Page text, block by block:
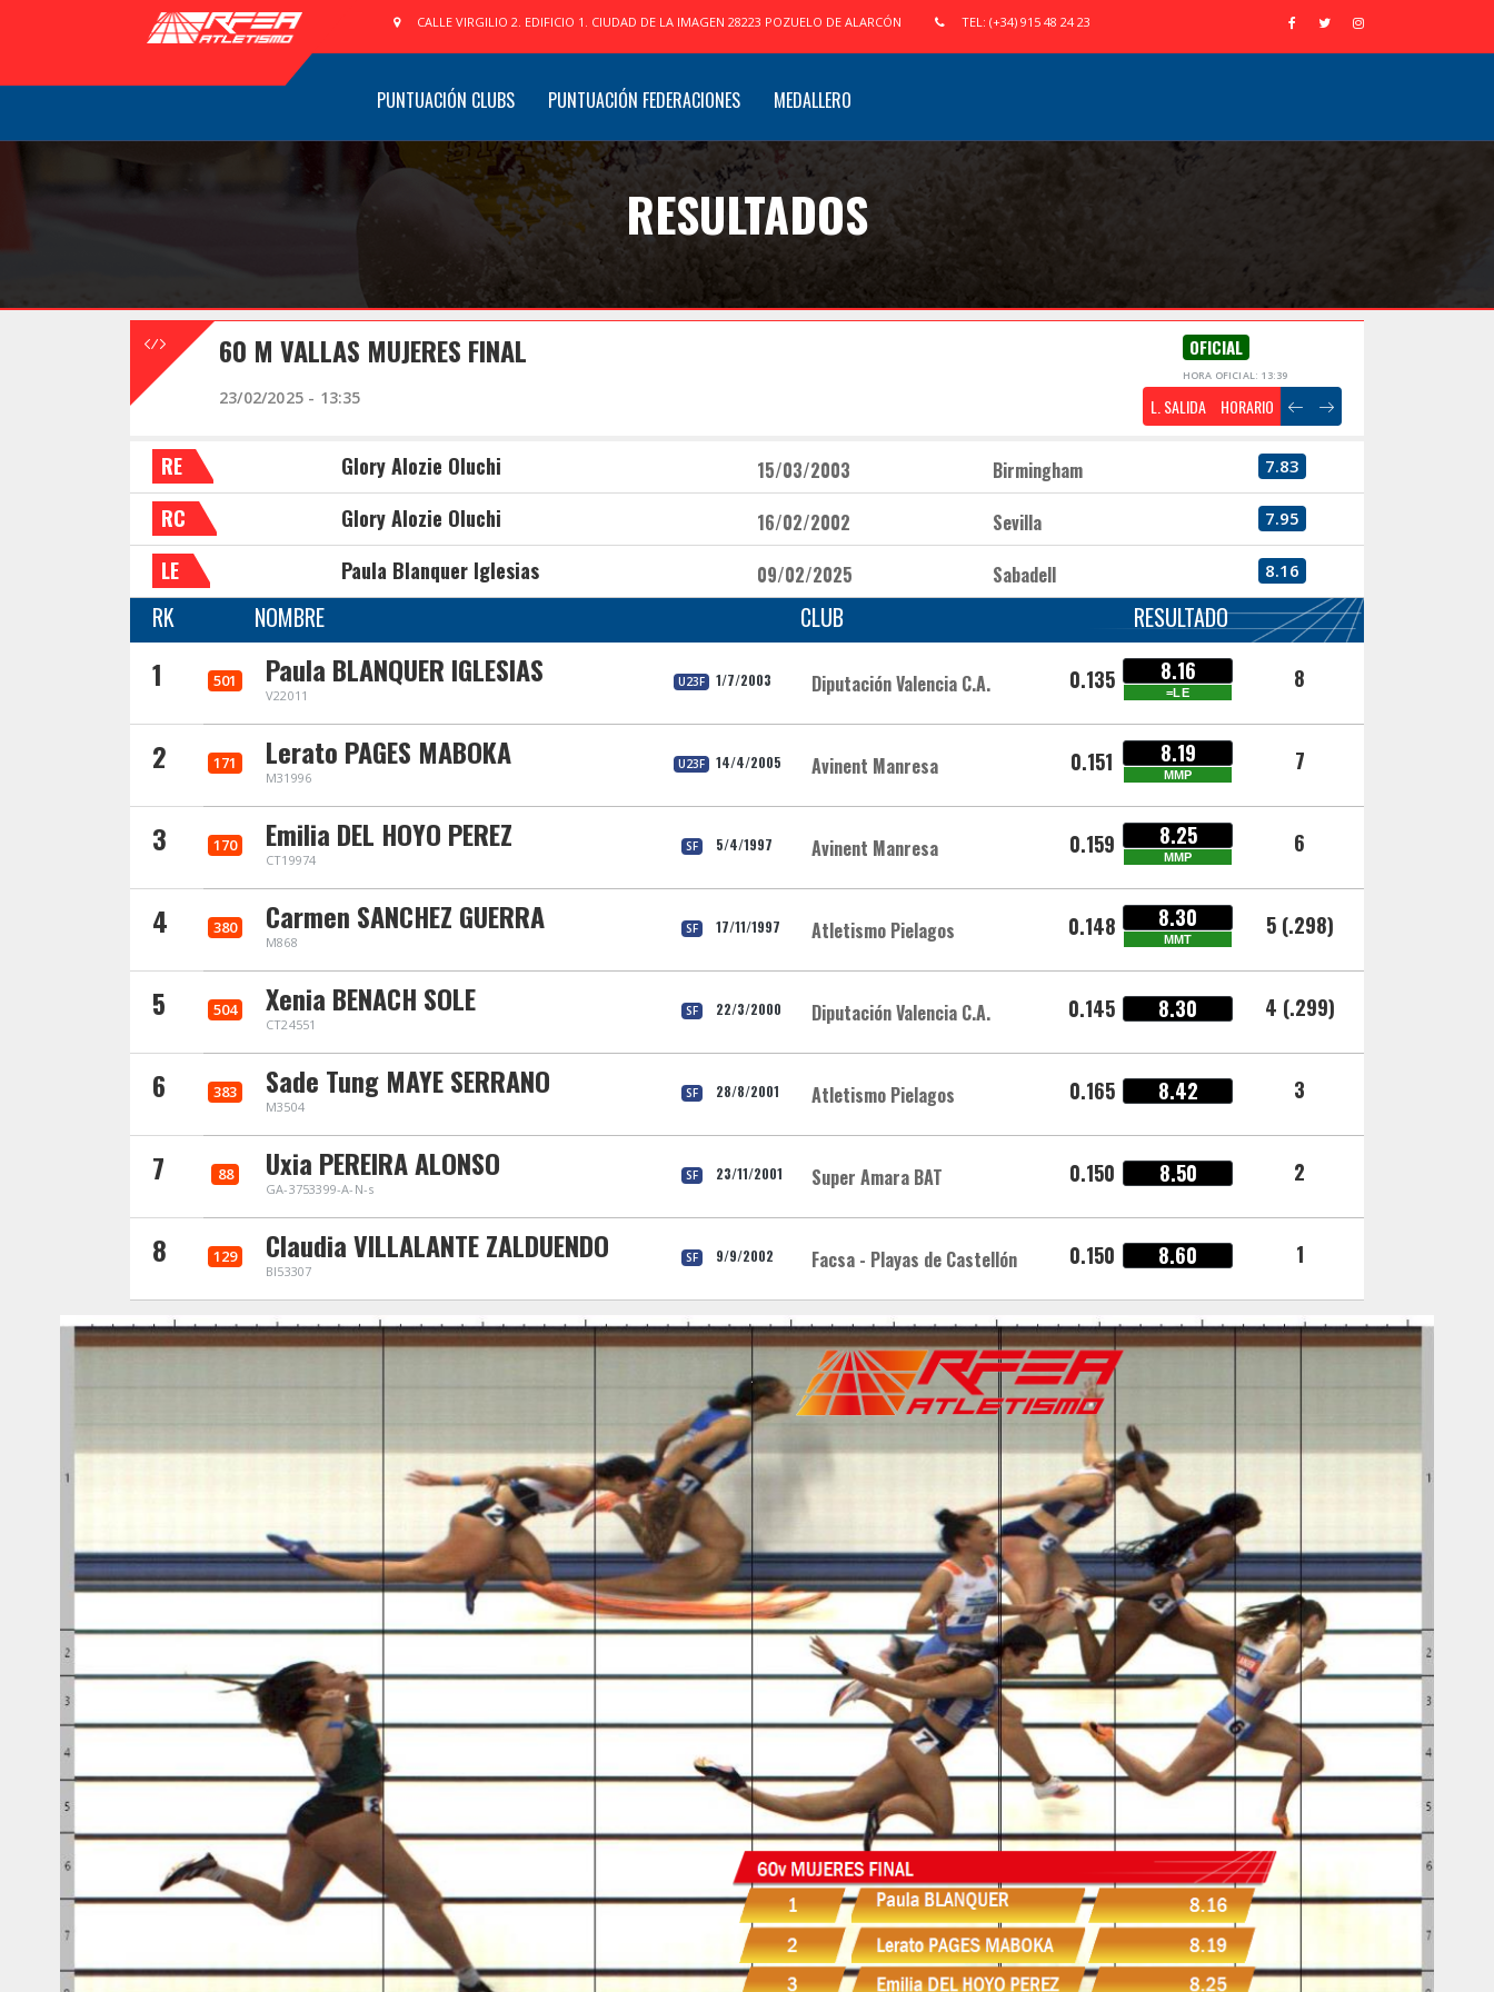
CALLE VIRGILIO 2. EDIFICIO 1. CIUDAD DE LA IMAGEN 28223 POZUELO DE ALARCÓN TEL: (+34) 915 48 24 23
PUNTUACIÓN CLUBS PUNTUACIÓN FEDERACIONES MEDALLERO
RESULTADOS
60 M VALLAS MUJERES FINAL OFICIAL
HORA OFICIAL: 13:39
23/02/2025 - 13:35 L. SALIDA HORARIO
RE Glory Alozie Oluchi 15/03/2003 Birmingham 7.83
RC Glory Alozie Oluchi 16/02/2002 Sevilla 7.95
LE Paula Blanquer Iglesias 09/02/2025 Sabadell 8.16
RK NOMBRE CLUB RESULTADO
1 501 Paula BLANQUER IGLESIAS
V22011
U23F 1/7/2003 Diputación Valencia C.A. 0.135 8.16
=LE 8
2 171 Lerato PAGES MABOKA
M31996
U23F 14/4/2005 Avinent Manresa 0.151 8.19
MMP 7
3 170 Emilia DEL HOYO PEREZ
CT19974
SF 5/4/1997 Avinent Manresa 0.159 8.25
MMP 6
4 380 Carmen SANCHEZ GUERRA
M868
SF 17/11/1997 Atletismo Pielagos 0.148 8.30
MMT 5 (.298)
5 504 Xenia BENACH SOLE
CT24551
SF 22/3/2000 Diputación Valencia C.A. 0.145 8.30 4 (.299)
6 383 Sade Tung MAYE SERRANO
M3504
SF 28/8/2001 Atletismo Pielagos 0.165 8.42 3
7 88 Uxia PEREIRA ALONSO
GA-3753399-A-N-s
SF 23/11/2001 Super Amara BAT 0.150 8.50 2
8 129 Claudia VILLALANTE ZALDUENDO
BI53307
SF 9/9/2002 Facsa - Playas de Castellón 0.150 8.60 1